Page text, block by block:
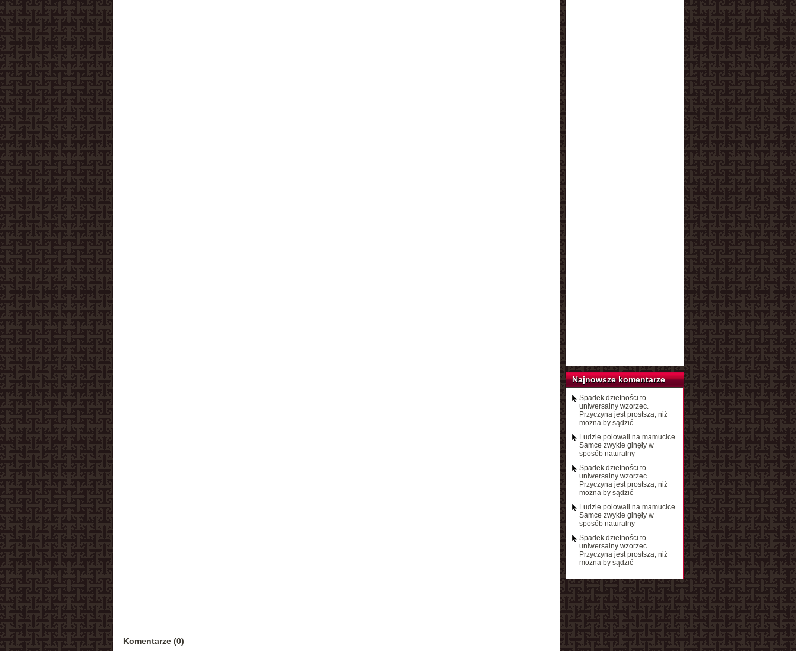
Komentarze (0)
Najnowsze komentarze
Spadek dzietności to
uniwersalny wzorzec.
Przyczyna jest prostsza, niż
można by sądzić
Ludzie polowali na mamucice.
Samce zwykle ginęły w
sposób naturalny
Spadek dzietności to
uniwersalny wzorzec.
Przyczyna jest prostsza, niż
można by sądzić
Ludzie polowali na mamucice.
Samce zwykle ginęły w
sposób naturalny
Spadek dzietności to
uniwersalny wzorzec.
Przyczyna jest prostsza, niż
można by sądzić